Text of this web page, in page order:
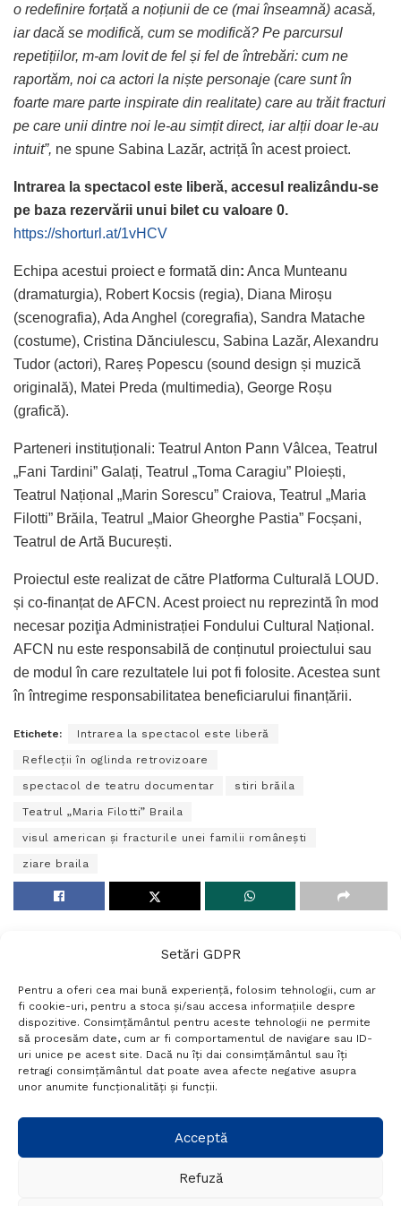
Setări GDPR
Pentru a oferi cea mai bună experiență, folosim tehnologii, cum ar
fi cookie-uri, pentru a stoca și/sau accesa informațiile despre
dispozitive. Consimțământul pentru aceste tehnologii ne permite
să procesăm date, cum ar fi comportamentul de navigare sau ID-
uri unice pe acest site. Dacă nu îți dai consimțământul sau îți
retragi consimțământul dat poate avea afecte negative asupra
unor anumite funcționalități și funcții.
Acceptă
Refuză
o redefinire forțată a noțiunii de ce (mai înseamnă) acasă,
iar dacă se modifică, cum se modifică? Pe parcursul
repetițiilor, m-am lovit de fel și fel de întrebări: cum ne
raportăm, noi ca actori la niște personaje (care sunt în
foarte mare parte inspirate din realitate) care au trăit fracturi
pe care unii dintre noi le-au simțit direct, iar alții doar le-au
intuit”, ne spune Sabina Lazăr, actriță în acest proiect.
Intrarea la spectacol este liberă, accesul realizându-se
pe baza rezervării unui bilet cu valoare 0.
https://shorturl.at/1vHCV
Echipa acestui proiect e formată din: Anca Munteanu
(dramaturgia), Robert Kocsis (regia), Diana Miroșu
(scenografia), Ada Anghel (coregrafia), Sandra Matache
(costume), Cristina Dănciulescu, Sabina Lazăr, Alexandru
Tudor (actori), Rareș Popescu (sound design și muzică
originală), Matei Preda (multimedia), George Roșu
(grafică).
Parteneri instituționali: Teatrul Anton Pann Vâlcea, Teatrul
„Fani Tardini” Galați, Teatrul „Toma Caragiu” Ploiești,
Teatrul Național „Marin Sorescu” Craiova, Teatrul „Maria
Filotti” Brăila, Teatrul „Maior Gheorghe Pastia” Focșani,
Teatrul de Artă București.
Proiectul este realizat de către Platforma Culturală LOUD.
și co-finanțat de AFCN. Acest proiect nu reprezintă în mod
necesar poziţia Administrației Fondului Cultural Național.
AFCN nu este responsabilă de conținutul proiectului sau
de modul în care rezultatele lui pot fi folosite. Acestea sunt
în întregime responsabilitatea beneficiarului finanțării.
Etichete: Intrarea la spectacol este liberă
Reflecții în oglinda retrovizoare
spectacol de teatru documentar stiri brăila
Teatrul „Maria Filotti” Braila
visul american și fracturile unei familii românești
ziare braila
Termeni si conditii
Politică de confidențialitate
Politica cookies
Setări GDPR
+40 788 760 194